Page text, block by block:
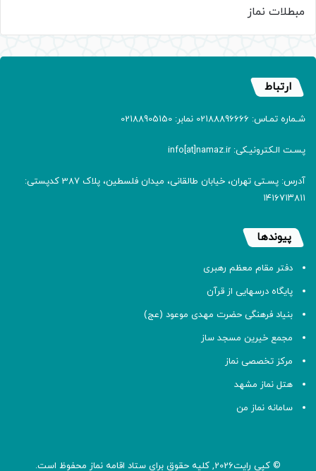
مبطلات نماز
ارتباط
شـماره تمـاس: 02188896666 نمابر: 02188905150
پسـت الـکترونیـکی: info[at]namaz.ir
آدرس: پسـتی تهران، خیابان طالقانی، میدان فلسطین، پلاک 387 کدپستی:
۱۴۱۶۷۱۳۸۱۱
پیوندها
دفتر مقام معظم رهبری
پایگاه درسهایی از قرآن
بنیاد فرهنگی حضرت مهدی موعود (عج)
مجمع خیرین مسجد ساز
مرکز تخصصی نماز
هتل نماز مشهد
سامانه نماز من
© کپی رایت2026, کلیه حقوق برای ستاد اقامه نماز محفوظ است.